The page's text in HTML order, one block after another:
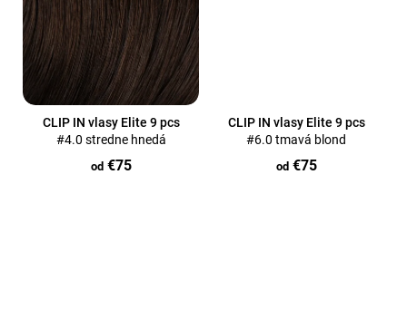
CLIP IN vlasy Elite 9 pcs
#4.0 stredne hnedá
od€75
CLIP IN vlasy Elite 9 pcs
#6.0 tmavá blond
od€75